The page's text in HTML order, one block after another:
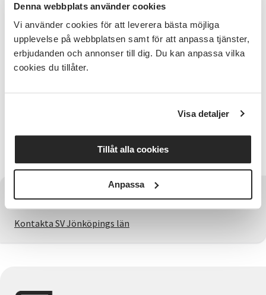
Denna webbplats använder cookies
Vi använder cookies för att leverera bästa möjliga
upplevelse på webbplatsen samt för att anpassa tjänster,
erbjudanden och annonser till dig. Du kan anpassa vilka
cookies du tillåter.
Visa detaljer
Tillåt alla cookies
Anpassa
Frågor
Kontakta verksamhetsutvecklare Mia Undfors, 070-
431 39 24, mia.undfors@sv.se SV:s kurser och
verksamhet utgår ifrån studiecirkelns pedagogik. I
utveckling, samtidigt som vi ger plats för
är det egna intresset och den fria viljan. Hela
kunskap, sin nyfikenhet, sina erfarenheter och frågor
för att påverka studiecirkelns inriktning och innehåll.
Har du några frågor?
Kontakta SV Jönköpings län